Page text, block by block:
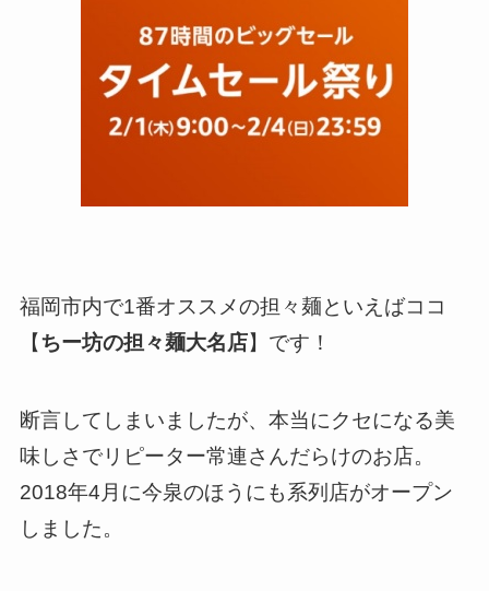
福岡市内で1番オススメの担々麺といえばココ
【ちー坊の担々麺大名店】です！
断言してしまいましたが、本当にクセになる美
味しさでリピーター常連さんだらけのお店。
2018年4月に今泉のほうにも系列店がオープン
しました。